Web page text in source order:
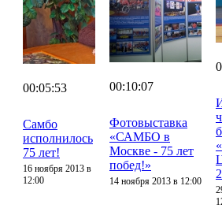
00:05:53
Самбо
исполнилось
75 лет!
16 ноября 2013 в
12:00
00:10:07
Фотовыставка
«САМБО в
Москве - 75 лет
побед!»
14 ноября 2013 в 12:00